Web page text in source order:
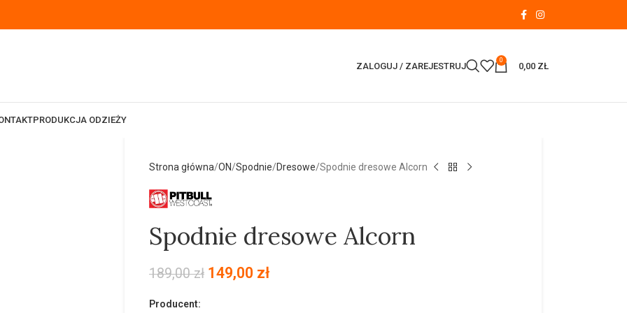
ZALOGUJ / ZAREJESTRUJ
0
0,00 ZŁ
PRODUKCJA ODZIEŻY
Strona główna ON Spodnie Dresowe Spodnie dresowe Alcorn
Spodnie dresowe Alcorn
189,00zł 149,00 zł
Producent: